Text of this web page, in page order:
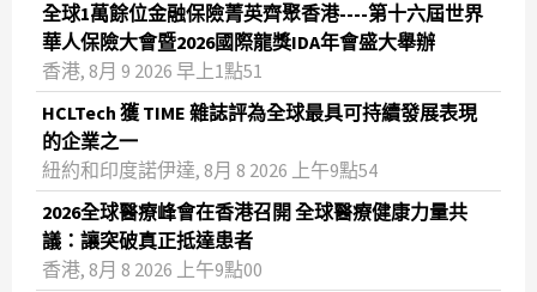
全球1萬餘位金融保險菁英齊聚香港----第十六屆世界
華人保險大會暨2026國際龍獎IDA年會盛大舉辦
香港, 8月 9 2026 早上1點51
HCLTech 獲 TIME 雜誌評為全球最具可持續發展表現
的企業之一
紐約和印度諾伊達, 8月 8 2026 上午9點54
2026全球醫療峰會在香港召開 全球醫療健康力量共
議：讓突破真正抵達患者
香港, 8月 8 2026 上午9點00